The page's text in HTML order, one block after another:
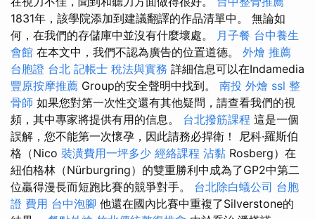
1831年，該學院添加到建議翻譯的作品清單中。 無論如
何，在我們的存儲庫中並沒有什麼壞處。 月子餐 台中養生
會館 在本文中，我們不認為廣告的位置道德。 外燴 推薦
台胞證 台北 記帳士 稅法與實務 詳細信息可以在Indamedia
豐原按摩推薦 Group的安全聲明中找到。 南投 外燴 ssl 整
骨師 如果您對第一次性交還有其他疑問，請查看我們的視
頻，其中專家將提供有用的信息。 台北撥筋課程 這是一個
誤解，您不能第一次懷孕，因此請務必捍衛！ 尼科·羅斯伯
格（Nico 裝潢費用一坪多少 經絡課程 沾黏 Rosberg）在
紐伯格林（Nürburgring）的雙重勝利中成為了GP2中第二
位贏得漫長而短跑比賽的競爭對手。 台北除白蟻公司 台胞
證 費用 台中泡腳 他還在國內比賽中重複了Silverstone的